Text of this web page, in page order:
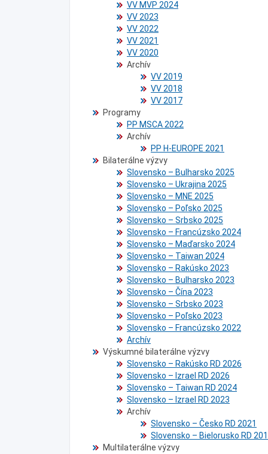
VV MVP 2024
VV 2023
VV 2022
VV 2021
VV 2020
Archív
VV 2019
VV 2018
VV 2017
Programy
PP MSCA 2022
Archív
PP H-EUROPE 2021
Bilaterálne výzvy
Slovensko – Bulharsko 2025
Slovensko – Ukrajina 2025
Slovensko – MNE 2025
Slovensko – Poľsko 2025
Slovensko – Srbsko 2025
Slovensko – Francúzsko 2024
Slovensko – Maďarsko 2024
Slovensko – Taiwan 2024
Slovensko – Rakúsko 2023
Slovensko – Bulharsko 2023
Slovensko – Čína 2023
Slovensko – Srbsko 2023
Slovensko – Poľsko 2023
Slovensko – Francúzsko 2022
Archív
Výskumné bilaterálne výzvy
Slovensko – Rakúsko RD 2026
Slovensko – Izrael RD 2026
Slovensko – Taiwan RD 2024
Slovensko – Izrael RD 2023
Archív
Slovensko – Česko RD 2021
Slovensko – Bielorusko RD
Multilaterálne výzvy